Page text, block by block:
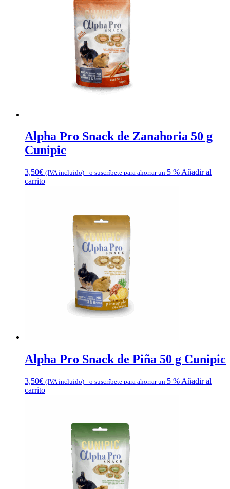
Alpha Pro Snack de Zanahoria 50 g
Cunipic
3,50€ (IVA incluido) - o suscríbete para ahorrar un 5 % Añadir al
carrito
Alpha Pro Snack de Piña 50 g Cunipic
3,50€ (IVA incluido) - o suscríbete para ahorrar un 5 % Añadir al
carrito